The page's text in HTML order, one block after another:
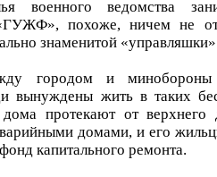
военного ведомства
похоже, ничем не
знаменитой
городом и минобороны
вынуждены жить в таких
дома протекают от
домами, и его
капитального ремонта.